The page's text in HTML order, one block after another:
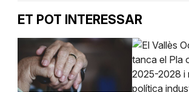
ET POT INTERESSAR